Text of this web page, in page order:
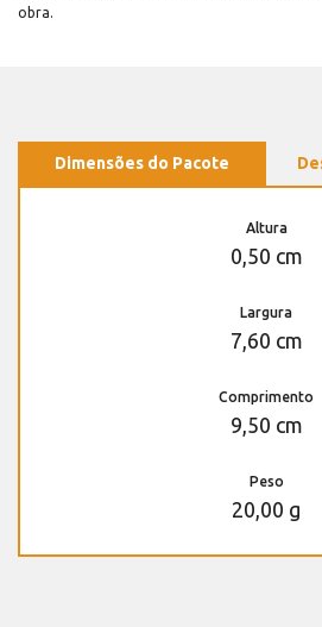
obra.
Dimensões do Pacote
Altura
0,50 cm
Largura
7,60 cm
Comprimento
9,50 cm
Peso
20,00 g